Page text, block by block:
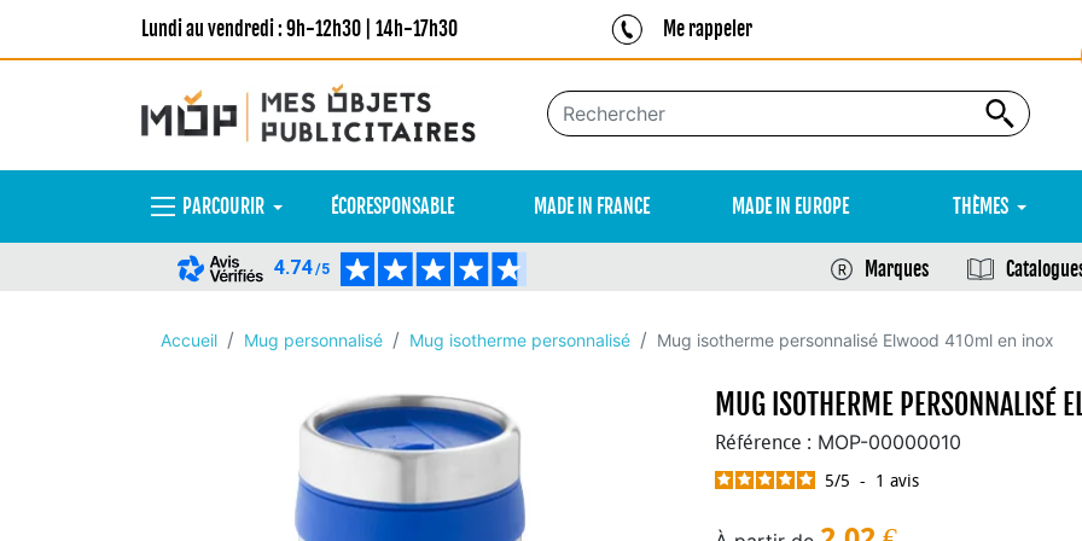
Lundi au vendredi : 9h-12h30 | 14h-17h30 Me rappeler
PARCOURIR ÉCORESPONSABLE MADE IN FRANCE MADE IN EUROPE THÈMES
4.74/5 Marques
Accueil Mug personnalisé Mug isotherme personnalisé Mug isotherme personnalisé Elwood 410ml en inox
MUG ISOTHERME PERSONNALISÉ
Référence : MOP-00000010
5/5 - 1 avis